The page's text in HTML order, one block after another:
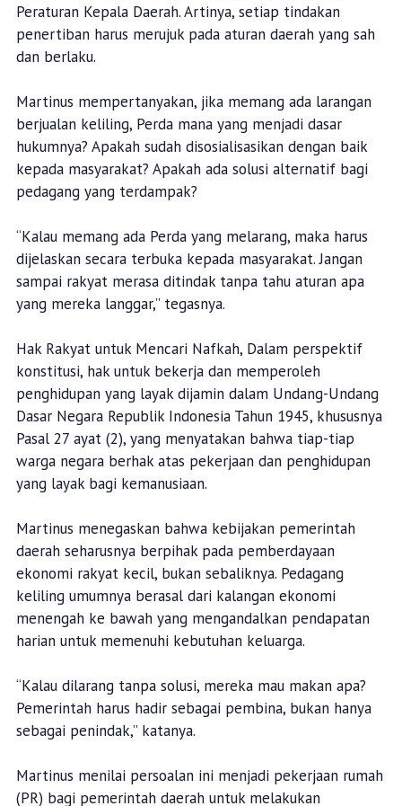
Peraturan Kepala Daerah. Artinya, setiap tindakan
penertiban harus merujuk pada aturan daerah yang sah
dan berlaku.
Martinus mempertanyakan, jika memang ada larangan
berjualan keliling, Perda mana yang menjadi dasar
hukumnya? Apakah sudah disosialisasikan dengan baik
kepada masyarakat? Apakah ada solusi alternatif bagi
pedagang yang terdampak?
“Kalau memang ada Perda yang melarang, maka harus
dijelaskan secara terbuka kepada masyarakat. Jangan
sampai rakyat merasa ditindak tanpa tahu aturan apa
yang mereka langgar,” tegasnya.
Hak Rakyat untuk Mencari Nafkah, Dalam perspektif
konstitusi, hak untuk bekerja dan memperoleh
penghidupan yang layak dijamin dalam Undang-Undang
Dasar Negara Republik Indonesia Tahun 1945, khususnya
Pasal 27 ayat (2), yang menyatakan bahwa tiap-tiap
warga negara berhak atas pekerjaan dan penghidupan
yang layak bagi kemanusiaan.
Martinus menegaskan bahwa kebijakan pemerintah
daerah seharusnya berpihak pada pemberdayaan
ekonomi rakyat kecil, bukan sebaliknya. Pedagang
keliling umumnya berasal dari kalangan ekonomi
menengah ke bawah yang mengandalkan pendapatan
harian untuk memenuhi kebutuhan keluarga.
“Kalau dilarang tanpa solusi, mereka mau makan apa?
Pemerintah harus hadir sebagai pembina, bukan hanya
sebagai penindak,” katanya.
Martinus menilai persoalan ini menjadi pekerjaan rumah
(PR) bagi pemerintah daerah untuk melakukan